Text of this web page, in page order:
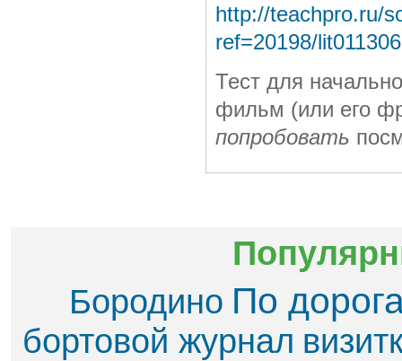
http://teachpro.ru/
ref=20198/lit011306
Тест для
фильм (или его
попробовать
Бородино По
бортовой журнал